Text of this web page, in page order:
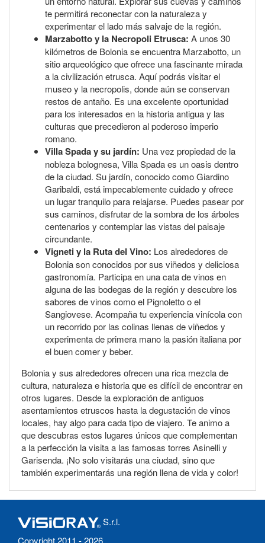
te permitirá reconectar con la naturaleza y
experimentar el lado más salvaje de la región.
Marzabotto y la Necropoli Etrusca: A unos 30
kilómetros de Bolonia se encuentra Marzabotto, un
sitio arqueológico que ofrece una fascinante mirada
a la civilización etrusca. Aquí podrás visitar el
museo y la necropolis, donde aún se conservan
restos de antaño. Es una excelente oportunidad
para los interesados en la historia antigua y las
culturas que precedieron al poderoso imperio
romano.
Villa Spada y su jardín: Una vez propiedad de la
nobleza bolognesa, Villa Spada es un oasis dentro
de la ciudad. Su jardín, conocido como Giardino
Garibaldi, está impecablemente cuidado y ofrece
un lugar tranquilo para relajarse. Puedes pasear por
sus caminos, disfrutar de la sombra de los árboles
centenarios y contemplar las vistas del paisaje
circundante.
Vigneti y la Ruta del Vino: Los alrededores de
Bolonia son conocidos por sus viñedos y deliciosa
gastronomía. Participa en una cata de vinos en
alguna de las bodegas de la región y descubre los
sabores de vinos como el Pignoletto o el
Sangiovese. Acompaña tu experiencia vinícola con
un recorrido por las colinas llenas de viñedos y
experimenta de primera mano la pasión italiana por
el buen comer y beber.
Bolonia y sus alrededores ofrecen una rica mezcla de
cultura, naturaleza e historia que es difícil de encontrar en
otros lugares. Desde la exploración de antiguos
asentamientos etruscos hasta la degustación de vinos
locales, hay algo para cada tipo de viajero. Te animo a
que descubras estos lugares únicos que complementan
a la perfección la visita a las famosas torres Asinelli y
Garisenda. ¡No solo visitarás una ciudad, sino que
también experimentarás una región llena de vida y color!
S.r.l.
Copyright 2011 - 2026